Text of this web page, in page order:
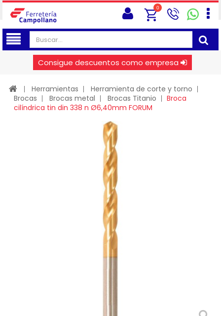
0
Consigue descuentos como empresa
Herramientas
Herramienta de corte y torno
Brocas
Brocas metal Brocas Titanio
Broca
cilíndrica tin din 338 n Ø6,40mm FORUM